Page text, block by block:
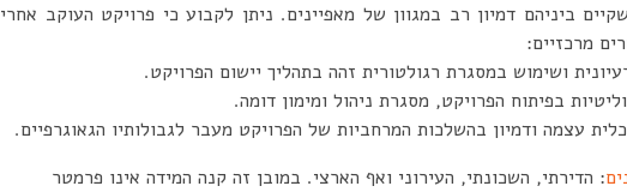
ביניהם דמיון רב במגוון של מאפיינים. ניתן לקבוע כי פרויקט העוקב אחרי
מרכזיים:
ושימוש במסגרת רגולטורית זהה בתהליך יישום הפרויקט.
בפיתוח הפרויקט, מסגרת ניהול ומימון דומה.
עצמה ודמיון בהשלכות המרחביות של הפרויקט מעבר לגבולותיו הגאוגרפיים.
: הדירתי, השכונתי, העירוני ואף הארצי. במובן זה קנה המידה אינו פרמטר